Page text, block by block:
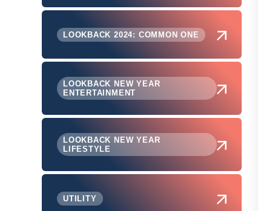
LOOKBACK 2024: COMMON ONE
LOOKBACK NEW YEAR
ENTERTAINMENT
LOOKBACK NEW YEAR
LIFESTYLE
UTILITY